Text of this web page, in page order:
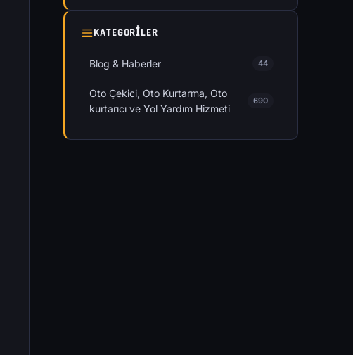
KATEGORILER
Blog & Haberler 44
Oto Çekici, Oto Kurtarma, Oto
kurtarıcı ve Yol Yardım Hizmeti
690